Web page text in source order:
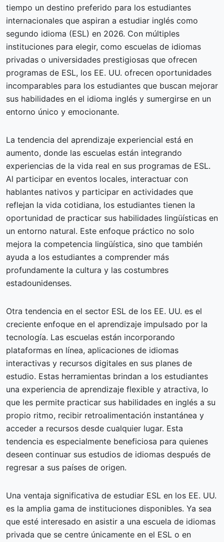
tiempo un destino preferido para los estudiantes
internacionales que aspiran a estudiar inglés como
segundo idioma (ESL) en 2026. Con múltiples
instituciones para elegir, como escuelas de idiomas
privadas o universidades prestigiosas que ofrecen
programas de ESL, los EE. UU. ofrecen oportunidades
incomparables para los estudiantes que buscan mejorar
sus habilidades en el idioma inglés y sumergirse en un
entorno único y emocionante.
La tendencia del aprendizaje experiencial está en
aumento, donde las escuelas están integrando
experiencias de la vida real en sus programas de ESL.
Al participar en eventos locales, interactuar con
hablantes nativos y participar en actividades que
reflejan la vida cotidiana, los estudiantes tienen la
oportunidad de practicar sus habilidades lingüísticas en
un entorno natural. Este enfoque práctico no solo
mejora la competencia lingüística, sino que también
ayuda a los estudiantes a comprender más
profundamente la cultura y las costumbres
estadounidenses.
Otra tendencia en el sector ESL de los EE. UU. es el
creciente enfoque en el aprendizaje impulsado por la
tecnología. Las escuelas están incorporando
plataformas en línea, aplicaciones de idiomas
interactivas y recursos digitales en sus planes de
estudio. Estas herramientas brindan a los estudiantes
una experiencia de aprendizaje flexible y atractiva, lo
que les permite practicar sus habilidades en inglés a su
propio ritmo, recibir retroalimentación instantánea y
acceder a recursos desde cualquier lugar. Esta
tendencia es especialmente beneficiosa para quienes
deseen continuar sus estudios de idiomas después de
regresar a sus países de origen.
Una ventaja significativa de estudiar ESL en los EE. UU.
es la amplia gama de instituciones disponibles. Ya sea
que esté interesado en asistir a una escuela de idiomas
privada que se centre únicamente en el ESL o en